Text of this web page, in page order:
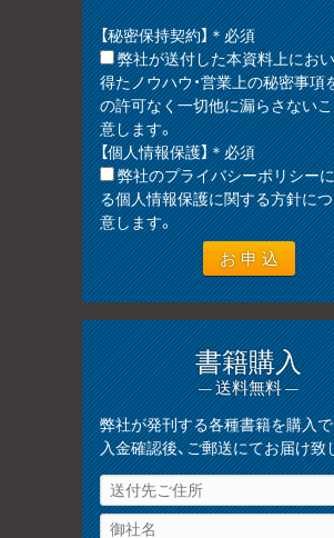
【秘密保持契約】＊必須
弊社が送付した本資料上にお
得たノウハウ・営業上の秘密事項
の許可なく一切他に漏らさない
意します。
【個人情報保護】＊必須
弊社のプライバシーポリシー
る個人情報保護に関する方針に
意します。
書籍購入
— 送料無料 —
弊社が発刊する各種書籍を購入
入金確認後、ご郵送にてお届け致